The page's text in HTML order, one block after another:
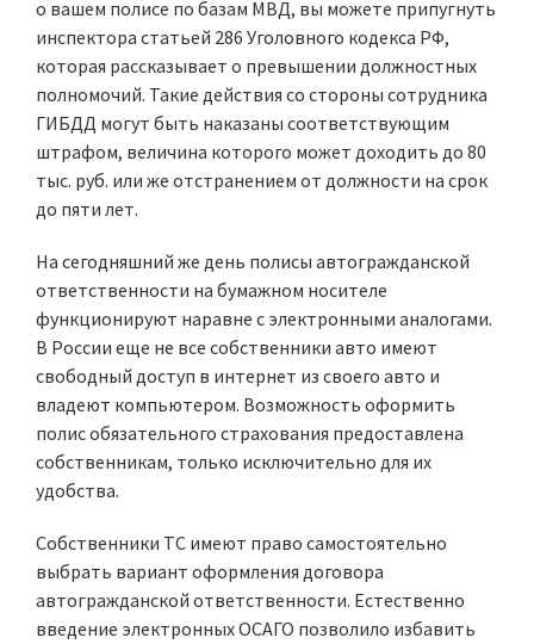
о вашем полисе по базам МВД, вы можете припугнуть
инспектора статьей 286 Уголовного кодекса РФ,
которая рассказывает о превышении должностных
полномочий. Такие действия со стороны сотрудника
ГИБДД могут быть наказаны соответствующим
штрафом, величина которого может доходить до 80
тыс. руб. или же отстранением от должности на срок
до пяти лет.
На сегодняшний же день полисы автогражданской
ответственности на бумажном носителе
функционируют наравне с электронными аналогами.
В России еще не все собственники авто имеют
свободный доступ в интернет из своего авто и
владеют компьютером. Возможность оформить
полис обязательного страхования предоставлена
собственникам, только исключительно для их
удобства.
Собственники ТС имеют право самостоятельно
выбрать вариант оформления договора
автогражданской ответственности. Естественно
введение электронных ОСАГО позволило избавить